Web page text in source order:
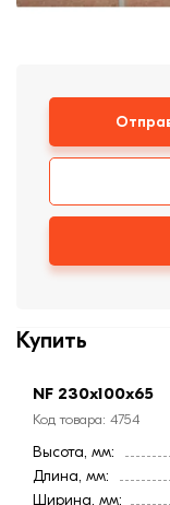
смеси
Купить
NF 230х100х65
Код товара: 4754
Высота, мм:
Длина, мм:
Ширина, мм: